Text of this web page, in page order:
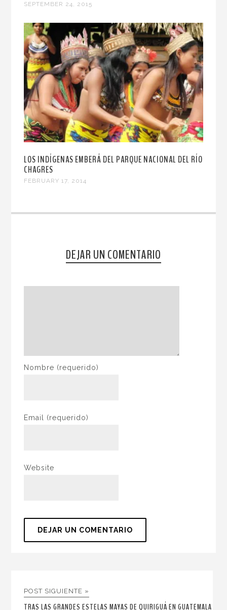
SEPTEMBER 24, 2015
LOS INDÍGENAS EMBERÁ DEL PARQUE NACIONAL DEL RÍO
CHAGRES
FEBRUARY 17, 2014
DEJAR UN COMENTARIO
Nombre (requerido)
Email (requerido)
Website
POST SIGUIENTE »
TRAS LAS GRANDES ESTELAS MAYAS DE QUIRIGUÁ EN GUATEMALA